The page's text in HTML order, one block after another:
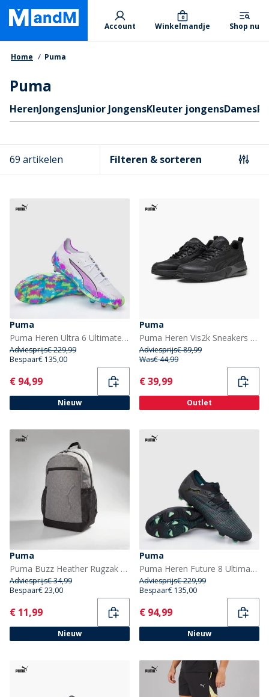
Skip
main
content
Primary departments
Account Winkelmandje
0
Shop nu
Kruimelpad
Home Puma
Puma
Quicklinks
HerenJongensJunior JongensKleuter jongensDames
69 artikelen Filteren & sorteren
Puma
Puma Heren Ultra 6 Ultimate Brilliance FG Firm Ground Voetbalschoenen Puma White
Adviesprijs€ 229,99
Bespaar€ 135,00
Current
€ 94,99
Nieuw
Puma
Puma Heren Vis2k Sneakers Puma Black
Adviesprijs€ 89,99
Was€ 44,99
Current
€ 39,99
Outlet
Puma
Puma Buzz Heather Rugzak Medium Grey Heather
Adviesprijs€ 34,99
Bespaar€ 23,00
Current
€ 11,99
Nieuw
Puma
Puma Heren Future 8 Ultimate Lage FG Firm Ground Voetbalschoenen Puma Black
Adviesprijs€ 229,99
Bespaar€ 135,00
Current
€ 94,99
Nieuw